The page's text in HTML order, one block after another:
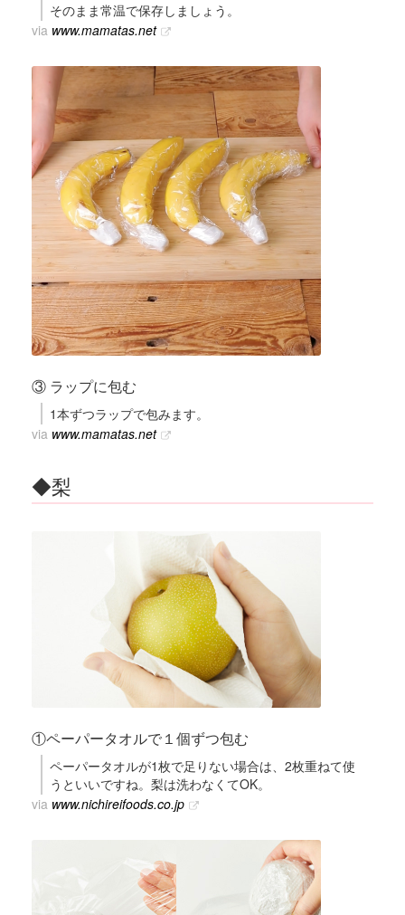
そのまま常温で保存しましょう。
via www.mamatas.net
③ ラップに包む
1本ずつラップで包みます。
via www.mamatas.net
◆梨
①ペーパータオルで１個ずつ包む
ペーパータオルが1枚で足りない場合は、2枚重ねて使
うといいですね。梨は洗わなくてOK。
via www.nichireifoods.co.jp